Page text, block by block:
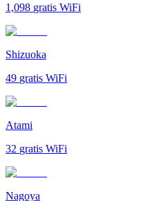
1,098 gratis WiFi
Shizuoka
49 gratis WiFi
Atami
32 gratis WiFi
Nagoya